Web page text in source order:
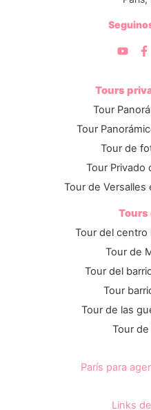
Tours
Tour
Tour
Tour de
Tour Privado
Tour de Versalles
Tours
Tour del centro
Tour de
Tour del
Tour
Tour de las
Tour de
París para
Links